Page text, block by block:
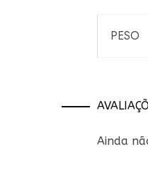
PESO
Ainda